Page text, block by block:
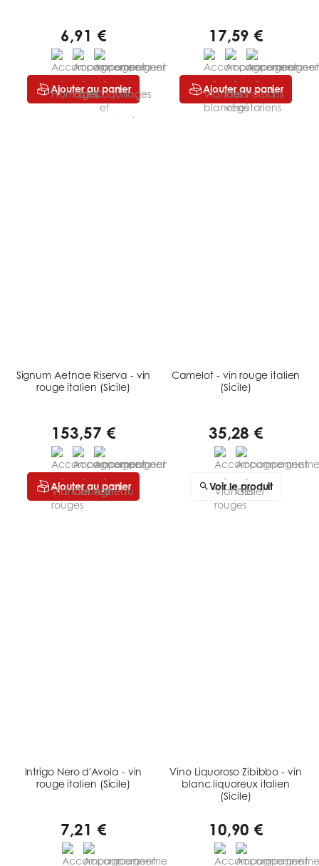
6,91 €
Ajouter au panier
17,59 €
Ajouter au panier
Signum Aetnae Riserva - vin
rouge italien (Sicile)
153,57 €
Ajouter au panier
Camelot - vin rouge italien
(Sicile)
35,28 €
Voir le produit
Intrigo Nero d'Avola - vin
rouge italien (Sicile)
7,21 €
Vino Liquoroso Zibibbo - vin
blanc liquoreux italien
(Sicile)
10,90 €